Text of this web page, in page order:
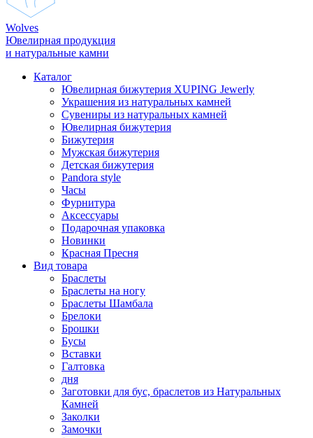
Wolves
Ювелирная продукция
и натуральные камни
Каталог
Ювелирная бижутерия XUPING Jewerly
Украшения из натуральных камней
Сувениры из натуральных камней
Ювелирная бижутерия
Бижутерия
Мужская бижутерия
Детская бижутерия
Pandora style
Часы
Фурнитура
Аксеcсуары
Подарочная упаковка
Новинки
Красная Пресня
Вид товара
Браслеты
Браслеты на ногу
Браслеты Шамбала
Брелоки
Брошки
Бусы
Вставки
Галтовка
дня
Заготовки для бус, браслетов из Натуральных
Камней
Заколки
Замочки